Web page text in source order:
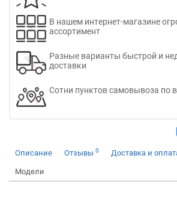
В нашем интернет-магазине
ассортимент
Разные варианты быстрой и
доставки
Сотни пунктов самовывоза по
Описание Отзывы 0 Доставка и
Модели